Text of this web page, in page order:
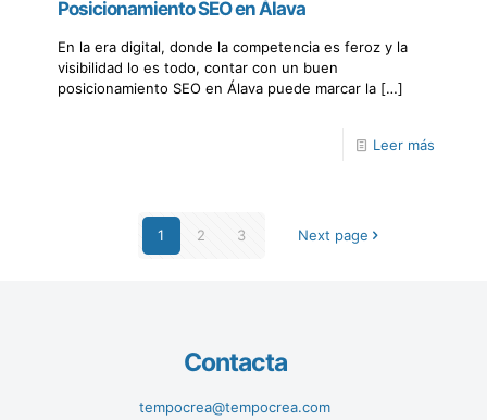
Posicionamiento SEO en Álava
En la era digital, donde la competencia es feroz y la
visibilidad lo es todo, contar con un buen
posicionamiento SEO en Álava puede marcar la […]
Leer más
1 2 3 Next page
Contacta
tempocrea@tempocrea.com